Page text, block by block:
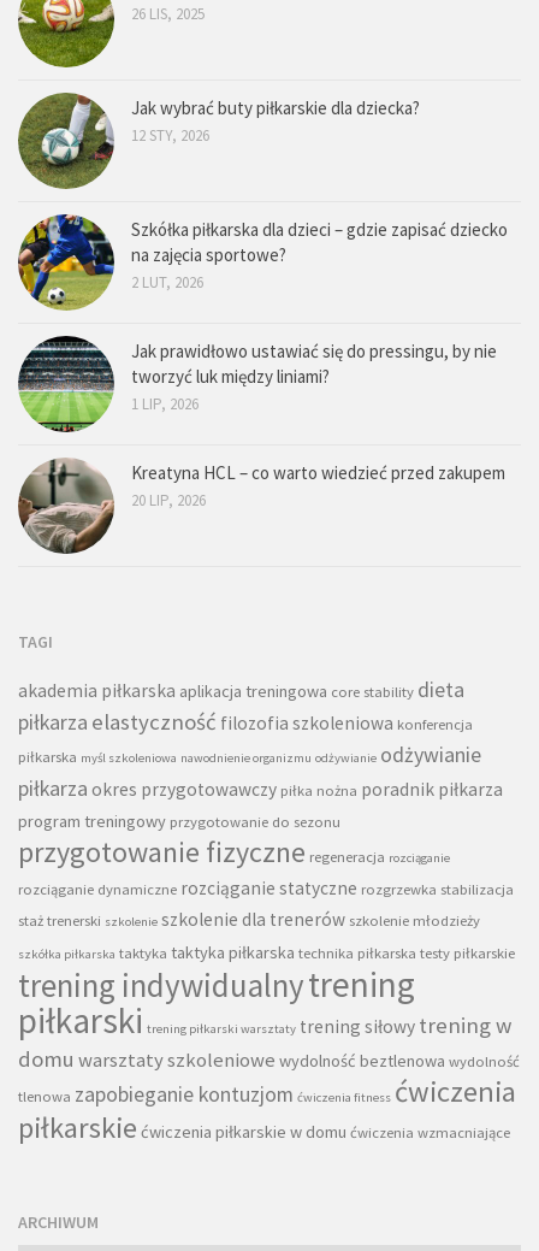
26 LIS, 2025
Jak wybrać buty piłkarskie dla dziecka?
12 STY, 2026
Szkółka piłkarska dla dzieci – gdzie zapisać dziecko
na zajęcia sportowe?
2 LUT, 2026
Jak prawidłowo ustawiać się do pressingu, by nie
tworzyć luk między liniami?
1 LIP, 2026
Kreatyna HCL – co warto wiedzieć przed zakupem
20 LIP, 2026
TAGI
akademia piłkarska aplikacja treningowa core stability dieta
piłkarza elastyczność filozofia szkoleniowa konferencja
piłkarska myśl szkoleniowa nawodnienie organizmu odżywianie odżywianie
piłkarza okres przygotowawczy piłka nożna poradnik piłkarza
program treningowy przygotowanie do sezonu
przygotowanie fizyczne regeneracja rozciąganie
rozciąganie dynamiczne rozciąganie statyczne rozgrzewka stabilizacja
staż trenerski szkolenie szkolenie dla trenerów szkolenie młodzieży
szkółka piłkarska taktyka taktyka piłkarska technika piłkarska testy piłkarskie
trening indywidualnytrening
piłkarski trening piłkarski warsztaty trening siłowy trening w
domu warsztaty szkoleniowe wydolność beztlenowa wydolność
tlenowa zapobieganie kontuzjom ćwiczenia fitness ćwiczenia
piłkarskie ćwiczenia piłkarskie w domu ćwiczenia wzmacniające
ARCHIWUM